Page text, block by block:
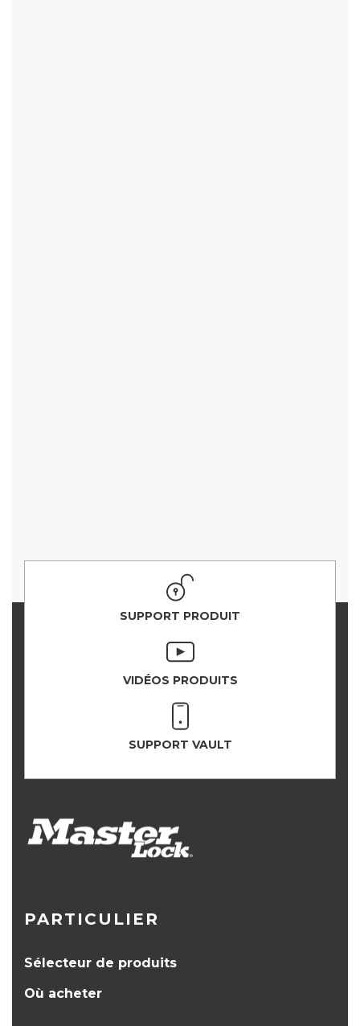
SUPPORT PRODUIT
VIDÉOS PRODUITS
SUPPORT VAULT
PARTICULIER
Sélecteur de produits
Où acheter